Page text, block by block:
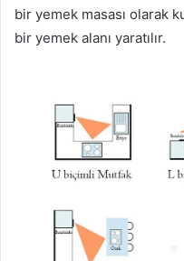
bir yemek masası olarak
bir yemek alanı yaratılır.